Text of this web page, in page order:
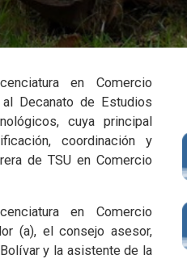
en Comercio
Decanato de Estudios
cuya principal
coordinación y
de TSU en Comercio
en Comercio
(a), el consejo asesor,
y la asistente de la